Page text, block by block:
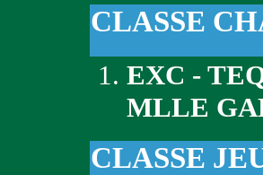
CLASSE
EXC -
MLLE
CLASSE